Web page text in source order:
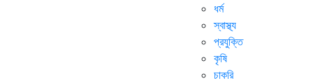
ধর্ম
স্বাস্থ্য
প্রযুক্তি
কৃষি
চাকরি